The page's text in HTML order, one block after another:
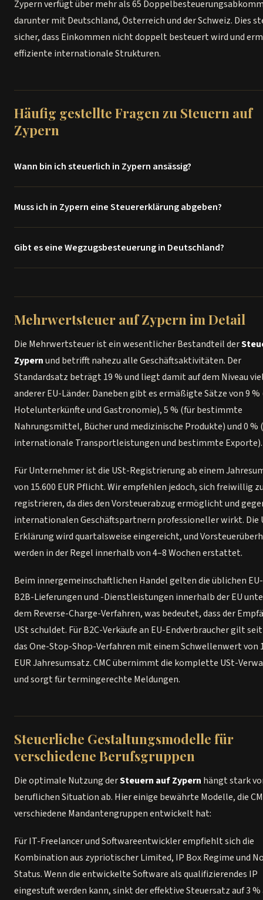
Zypern verfügt über mehr als 65
darunter mit Deutschland, Österreich und der Schweiz. Dies
sicher, dass Einkommen nicht doppelt besteuert wird und
effiziente internationale Strukturen.
Häufig gestellte Fragen zu Steuern auf
Zypern
Wann bin ich steuerlich in Zypern ansässig?
Kalenderjahr in Zypern aufhalten. Alternativ können Sie unter der
Regel steuerlich ansässig werden, wenn Sie bestimmte
einem anderen Land zu verbringen.
Muss ich in Zypern eine Steuererklärung abgeben?
Einkommensteuererklärung abgeben. Die Frist ist der 31. Juli des
Folgejahres (bei elektronischer Einreichung). Unternehmen müssen
Gibt es eine Wegzugsbesteuerung in Deutschland?
Beteiligung von mindestens 1 % aus Deutschland wegziehen.
Mehrwertsteuer auf Zypern im Detail
Die Mehrwertsteuer ist ein wesentlicher Bestandteil der
Zypernund betrifft nahezu alle Geschäftsaktivitäten. Der
Standardsatz beträgt 19 % und liegt damit auf dem Niveau
anderer EU-Länder. Daneben gibt es ermäßigte Sätze von 9
Hotelunterkünfte und Gastronomie), 5 % (für bestimmte
Nahrungsmittel, Bücher und medizinische Produkte) und 0 %
internationale Transportleistungen und bestimmte Exporte).
Für Unternehmer ist die USt-Registrierung ab einem
von 15.600 EUR Pflicht. Wir empfehlen jedoch, sich freiwillig
registrieren, da dies den Vorsteuerabzug ermöglicht und
internationalen Geschäftspartnern professioneller wirkt. Die
Erklärung wird quartalsweise eingereicht, und
werden in der Regel innerhalb von 4–8 Wochen erstattet.
Beim innergemeinschaftlichen Handel gelten die üblichen
B2B-Lieferungen und -Dienstleistungen innerhalb der EU
dem Reverse-Charge-Verfahren, was bedeutet, dass der
USt schuldet. Für B2C-Verkäufe an EU-Endverbraucher gilt
das One-Stop-Shop-Verfahren mit einem Schwellenwert von
EUR Jahresumsatz. CMC übernimmt die komplette USt-
und sorgt für termingerechte Meldungen.
Steuerliche Gestaltungsmodelle für
verschiedene Berufsgruppen
Die optimale Nutzung derSteuern auf Zypern hängt stark
beruflichen Situation ab. Hier einige bewährte Modelle, die
verschiedene Mandantengruppen entwickelt hat:
Für IT-Freelancer und Softwareentwickler empfiehlt sich die
Kombination aus zypriotischer Limited, IP Box Regime und
Status. Wenn die entwickelte Software als qualifizierendes IP
eingestuft werden kann, sinkt der effektive Steuersatz auf 3 %